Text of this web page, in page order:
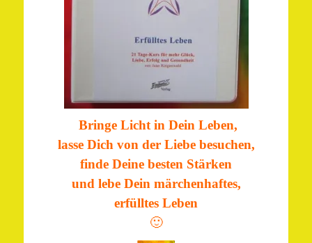
Bringe Licht in Dein Leben,
lasse Dich von der Liebe besuchen,
finde Deine besten Stärken
und lebe Dein märchenhaftes,
erfülltes Leben
🙂